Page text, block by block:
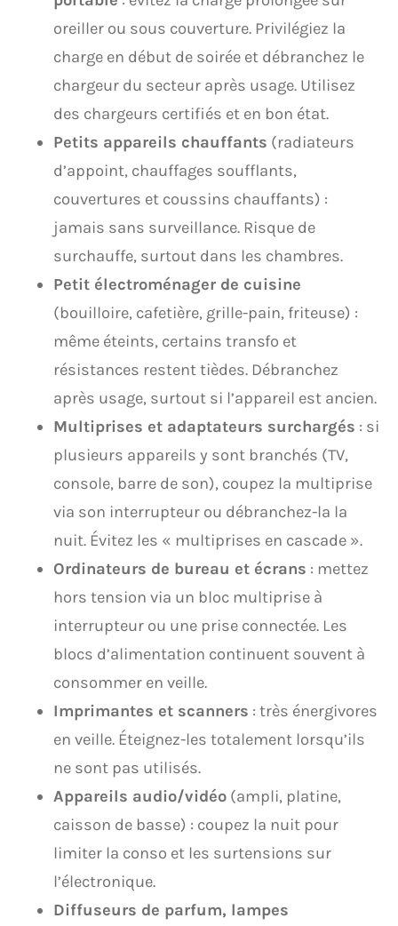
oreiller ou sous couverture. Privilégiez la
charge en début de soirée et débranchez le
chargeur du secteur après usage. Utilisez
des chargeurs certifiés et en bon état.
Petits appareils chauffants (radiateurs
d’appoint, chauffages soufflants,
couvertures et coussins chauffants) :
jamais sans surveillance. Risque de
surchauffe, surtout dans les chambres.
Petit électroménager de cuisine
(bouilloire, cafetière, grille-pain, friteuse) :
même éteints, certains transfo et
résistances restent tièdes. Débranchez
après usage, surtout si l’appareil est ancien.
Multiprises et adaptateurs surchargés : si
plusieurs appareils y sont branchés (TV,
console, barre de son), coupez la multiprise
via son interrupteur ou débranchez-la la
nuit. Évitez les « multiprises en cascade ».
Ordinateurs de bureau et écrans : mettez
hors tension via un bloc multiprise à
interrupteur ou une prise connectée. Les
blocs d’alimentation continuent souvent à
consommer en veille.
Imprimantes et scanners : très énergivores
en veille. Éteignez-les totalement lorsqu’ils
ne sont pas utilisés.
Appareils audio/vidéo (ampli, platine,
caisson de basse) : coupez la nuit pour
limiter la conso et les surtensions sur
l’électronique.
Diffuseurs de parfum, lampes